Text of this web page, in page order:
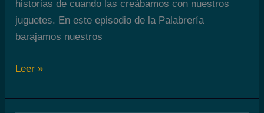
historias de cuando las creábamos con nuestros
juguetes. En este episodio de la Palabrería
barajamos nuestros
La
Episodio
Leer »